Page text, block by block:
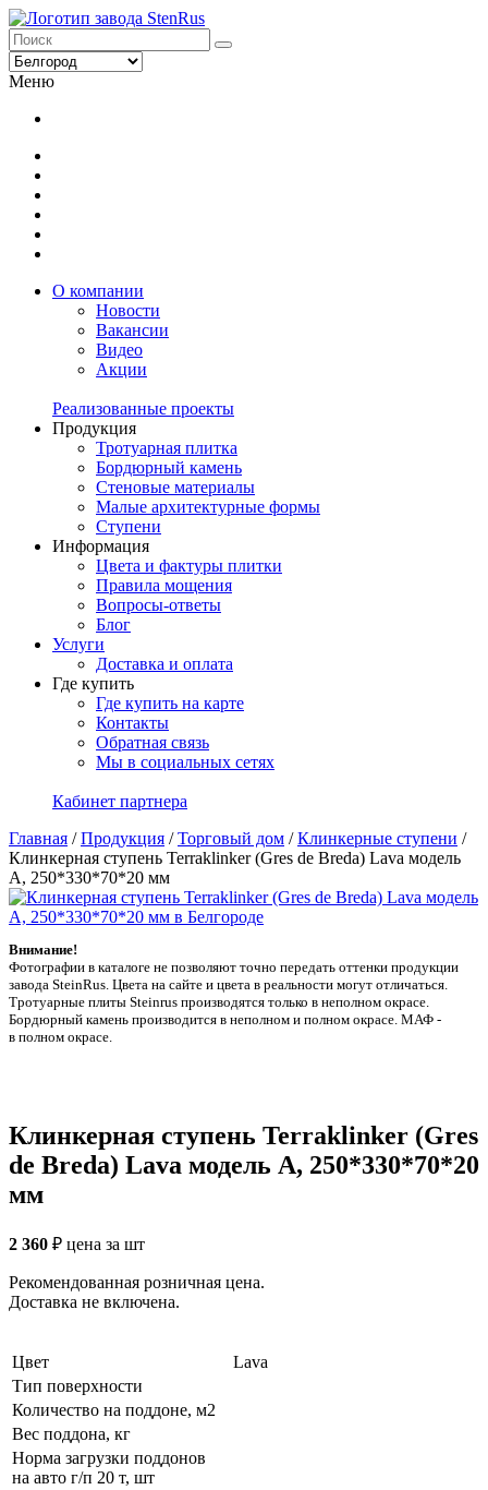
Меню
О компании
Новости
Вакансии
Видео
Акции
Реализованные проекты
Продукция
Тротуарная плитка
Бордюрный камень
Стеновые материалы
Малые архитектурные формы
Ступени
Информация
Цвета и фактуры плитки
Правила мощения
Вопросы-ответы
Блог
Услуги
Доставка и оплата
Где купить
Где купить на карте
Контакты
Обратная связь
Мы в социальных сетях
Кабинет партнера
Главная /Продукция /Торговый дом /Клинкерные ступени /
Клинкерная ступень Terraklinker (Gres de Breda) Lava модель
A, 250*330*70*20 мм
Внимание!
Фотографии в каталоге не позволяют точно передать оттенки продукции
заводa SteinRus. Цвета на сайте и цвета в реальности могут отличаться.
Тротуарные плиты Steinrus производятся только в неполном окрасе.
Бордюрный камень производится в неполном и полном окрасе. МАФ -
в полном окрасе.
Клинкерная ступень Terraklinker (Gres
de Breda) Lava модель A, 250*330*70*20
мм
2 360 ₽ цена за шт
Рекомендованная розничная цена.
Доставка не включена.
Цвет
Lava
Тип поверхности
Количество на поддоне, м2
Вес поддона, кг
Норма загрузки поддонов
на авто г/п 20 т, шт